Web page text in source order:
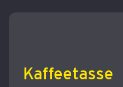
Kaffeetasse